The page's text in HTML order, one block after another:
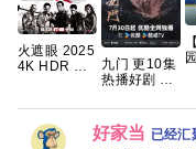
火遮眼 2025
4K HDR 内
【夸克百度
网盘+】
九门 更10集
热播好剧 4K
百度网盘+】
好家当 已经汇